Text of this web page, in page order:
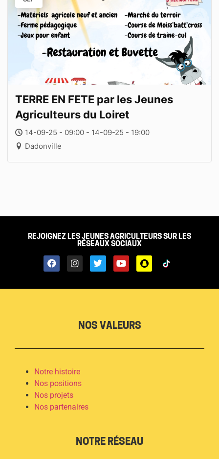
TERRE EN FETE par les Jeunes
Agriculteurs du Loiret
14-09-25 - 09:00 - 14-09-25 - 19:00
Dadonville
REJOIGNEZ LES JEUNES AGRICULTEURS SUR LES
RÉSEAUX SOCIAUX
NOS VALEURS
Notre histoire
Nos positions
Nos projets
Nos partenaires
NOTRE RÉSEAU